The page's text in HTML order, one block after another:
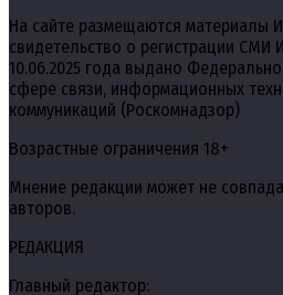
На сайте размещаются материалы
свидетельство о регистрации
10.06.2025 года выдано
сфере связи, информационных
коммуникаций (Роскомнадзор)
Возрастные ограничения 18+
Мнение редакции может не
авторов.
РЕДАКЦИЯ
Главный редактор: